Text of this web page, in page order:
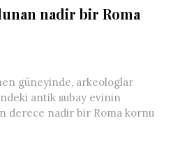
nadir bir Roma
güneyinde, arkeologlar
antik subay evinin
derece nadir bir Roma kornu